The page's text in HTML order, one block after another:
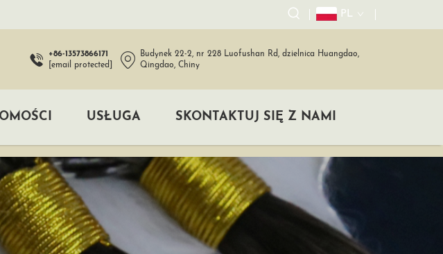
PL
+86-13573866171
[email protected]
Budynek 22-2, nr 228 Luofushan Rd, dzielnica Huangdao,
Qingdao, Chiny
USŁUGA SKONTAKTUJ SIĘ Z NAMI